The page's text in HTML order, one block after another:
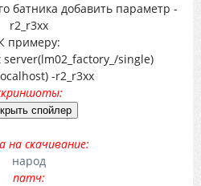
батника добавить параметр -
r2_r3xx
примеру:
single)
-r2_r3xx
на скачивание:
народ
патч: